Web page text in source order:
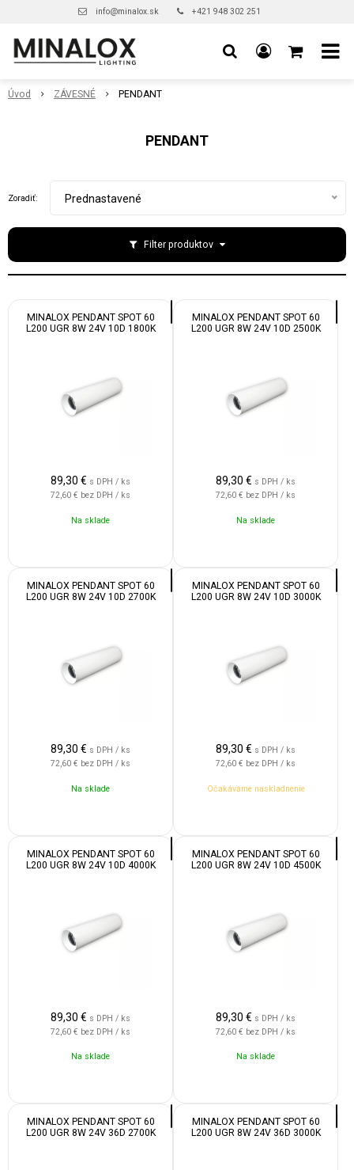
info@minalox.sk +421 948 302 251
Úvod ZÁVESNÉ PENDANT
PENDANT
Filter produktov
Zoradiť: Prednastavené
MINALOX PENDANT SPOT 60
L200 UGR 8W 24V 10D 1800K
89,30 € s DPH / ks
72,60 € bez DPH / ks
Na sklade
MINALOX PENDANT SPOT 60
L200 UGR 8W 24V 10D 2500K
89,30 € s DPH / ks
72,60 € bez DPH / ks
Na sklade
MINALOX PENDANT SPOT 60
L200 UGR 8W 24V 10D 2700K
89,30 € s DPH / ks
72,60 € bez DPH / ks
Na sklade
MINALOX PENDANT SPOT 60
L200 UGR 8W 24V 10D 3000K
89,30 € s DPH / ks
72,60 € bez DPH / ks
Očakávame naskladnenie
MINALOX PENDANT SPOT 60
L200 UGR 8W 24V 10D 4000K
89,30 € s DPH / ks
72,60 € bez DPH / ks
Na sklade
MINALOX PENDANT SPOT 60
L200 UGR 8W 24V 10D 4500K
89,30 € s DPH / ks
72,60 € bez DPH / ks
Na sklade
MINALOX PENDANT SPOT 60
L200 UGR 8W 24V 36D 2700K
MINALOX PENDANT SPOT 60
L200 UGR 8W 24V 36D 3000K